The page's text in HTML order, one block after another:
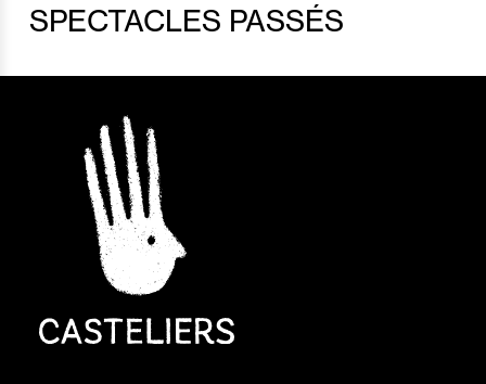
SPECTACLES PASSÉS